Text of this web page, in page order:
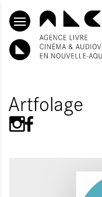
ALLER
Artfolage